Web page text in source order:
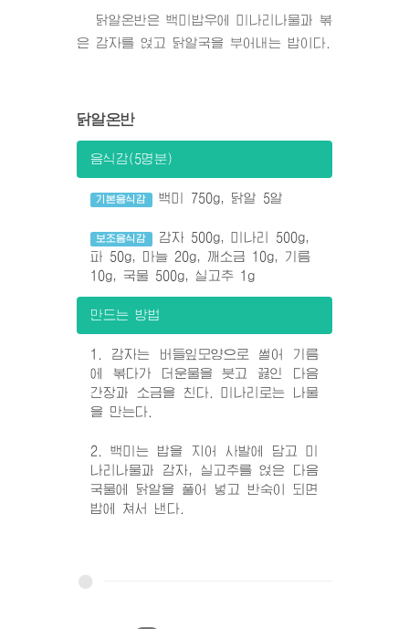
닭알온반은 백미밥우에 미나리나물과 볶
은 감자를 얹고 닭알국을 부어내는 밥이다.
닭알온반
음식감(5명분)
기본음식감 백미 750g, 닭알 5알
보조음식감
감자 500g, 미나리 500g,
파 50g, 마늘 20g, 깨소금 10g, 기름
10g, 국물 500g, 실고추 1g
만드는 방법
1. 감자는 버들잎모양으로 썰어 기름
에 볶다가 더운물을 붓고 끓인 다음
간장과 소금을 친다. 미나리로는 나물
을 만는다.
2. 백미는 밥을 지어 사발에 담고 미
나리나물과 감자, 실고추를 얹은 다음
국물에 닭알을 풀어 넣고 반숙이 되면
밥에 쳐서 낸다.